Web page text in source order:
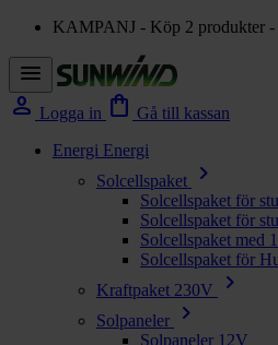
KAMPANJ - Köp 2 produkter -
menu
person Logga in shopping_bag Gå till kassan
Energi Energi
Solcellspaket
chevron_right
Solcellspaket för
Solcellspaket för
Solcellspaket med
Solcellspaket för
Kraftpaket 230V
chevron_right
Solpaneler chevron_right
Solpaneler 12V